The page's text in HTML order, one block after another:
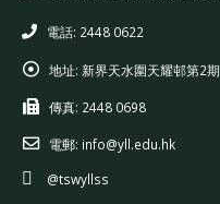
電話: 2448 0622
地址: 新界天水圍天耀邨第2期
傳真: 2448 0698
電郵: info@yll.edu.hk
@tswyllss